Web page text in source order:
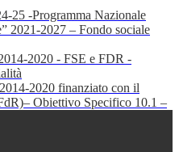
25 -Programma Nazionale
2021-2027 – Fondo sociale
2020 - FSE e FDR -
2020 finanziato con il
Obiettivo Specifico 10.1 –